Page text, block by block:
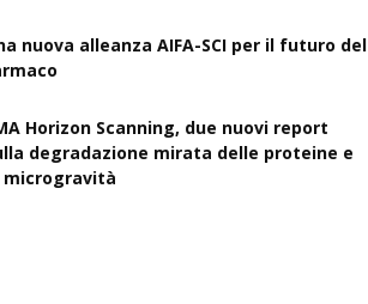
nuova alleanza AIFA-SCI per il futuro del
Horizon Scanning, due nuovi report
degradazione mirata delle proteine e
microgravità